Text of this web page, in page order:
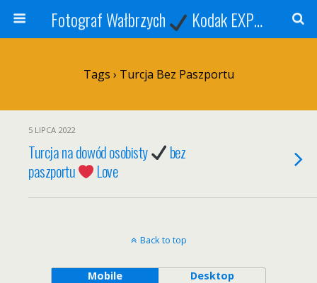
Fotograf Wałbrzych Kodak EXPRESS
Tags › Turcja Bez Paszportu
5 LIPCA 2022
Turcja na dowód osobisty
bez
paszportu
Love
Back to top
Mobile Desktop